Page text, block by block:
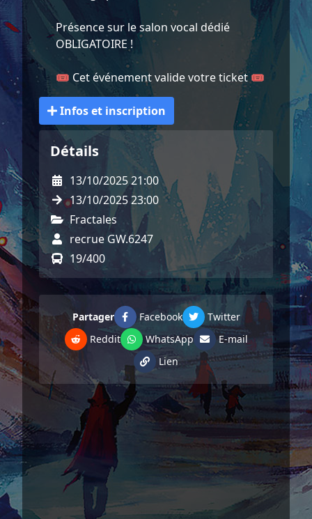
Présence sur le salon vocal dédié
OBLIGATOIRE !
🎟️ Cet événement valide votre ticket 🎟️
Infos et inscription
Détails
13/10/2025 21:00
13/10/2025 23:00
Fractales
recrue GW.6247
19/400
Partager Facebook
Twitter
Reddit
WhatsApp
E-mail
Lien